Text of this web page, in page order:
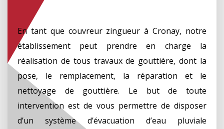
En tant que couvreur zingueur à Cronay, notre
établissement peut prendre en charge la
réalisation de tous travaux de gouttière, dont la
pose, le remplacement, la réparation et le
nettoyage de gouttière. Le but de toute
intervention est de vous permettre de disposer
d’un système d’évacuation d’eau pluviale